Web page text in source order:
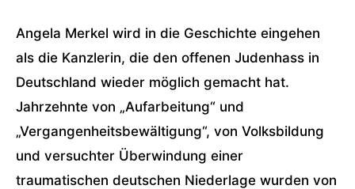
Angela Merkel wird in die Geschichte eingehen
als die Kanzlerin, die den offenen Judenhass in
Deutschland wieder möglich gemacht hat.
Jahrzehnte von „Aufarbeitung“ und
„Vergangenheitsbewältigung“, von Volksbildung
und versuchter Überwindung einer
traumatischen deutschen Niederlage wurden von